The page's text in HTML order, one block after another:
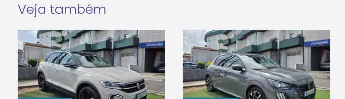
Veja também